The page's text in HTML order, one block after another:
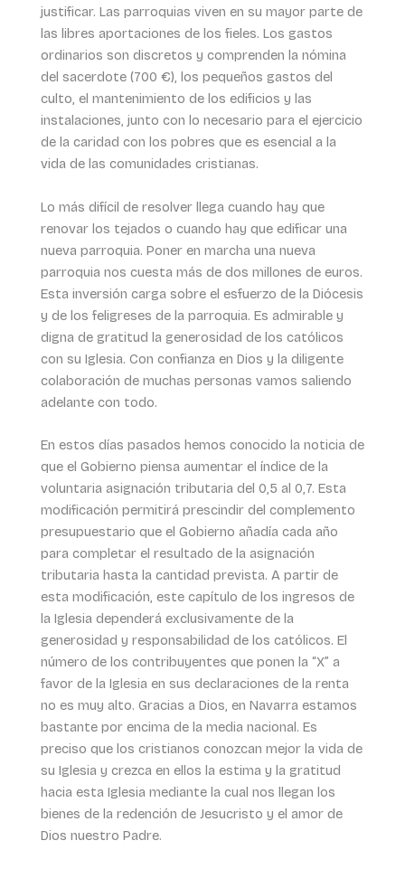
justificar. Las parroquias viven en su mayor parte de
las libres aportaciones de los fieles. Los gastos
ordinarios son discretos y comprenden la nómina
del sacerdote (700 €), los pequeños gastos del
culto, el mantenimiento de los edificios y las
instalaciones, junto con lo necesario para el ejercicio
de la caridad con los pobres que es esencial a la
vida de las comunidades cristianas.
Lo más difícil de resolver llega cuando hay que
renovar los tejados o cuando hay que edificar una
nueva parroquia. Poner en marcha una nueva
parroquia nos cuesta más de dos millones de euros.
Esta inversión carga sobre el esfuerzo de la Diócesis
y de los feligreses de la parroquia. Es admirable y
digna de gratitud la generosidad de los católicos
con su Iglesia. Con confianza en Dios y la diligente
colaboración de muchas personas vamos saliendo
adelante con todo.
En estos días pasados hemos conocido la noticia de
que el Gobierno piensa aumentar el índice de la
voluntaria asignación tributaria del 0,5 al 0,7. Esta
modificación permitirá prescindir del complemento
presupuestario que el Gobierno añadía cada año
para completar el resultado de la asignación
tributaria hasta la cantidad prevista. A partir de
esta modificación, este capítulo de los ingresos de
la Iglesia dependerá exclusivamente de la
generosidad y responsabilidad de los católicos. El
número de los contribuyentes que ponen la “X” a
favor de la Iglesia en sus declaraciones de la renta
no es muy alto. Gracias a Dios, en Navarra estamos
bastante por encima de la media nacional. Es
preciso que los cristianos conozcan mejor la vida de
su Iglesia y crezca en ellos la estima y la gratitud
hacia esta Iglesia mediante la cual nos llegan los
bienes de la redención de Jesucristo y el amor de
Dios nuestro Padre.